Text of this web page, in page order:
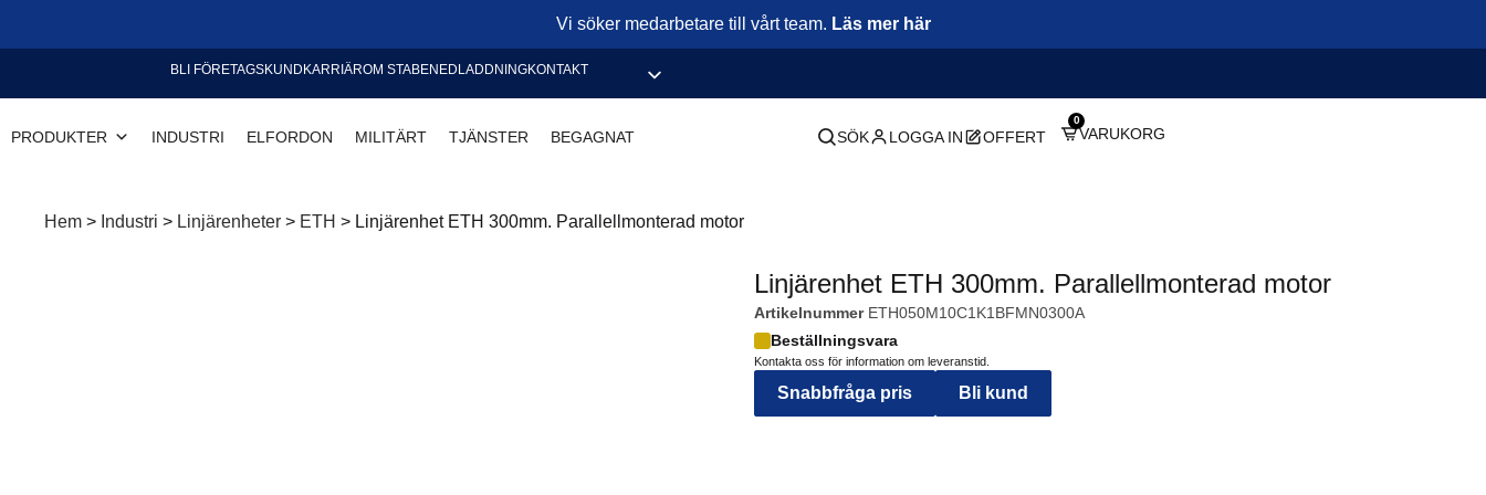
Vi söker medarbetare till vårt team. Läs mer här
BLI FÖRETAGSKUND KARRIÄROM STABENEDLADDNINGKONTAKT
PRODUKTER INDUSTRI ELFORDON MILITÄRT TJÄNSTER BEGAGNAT SÖK LOGGA IN OFFERT VARUKORG
0
Hem > Industri > Linjärenheter > ETH > Linjärenhet ETH 300mm. Parallellmonterad motor
Linjärenhet ETH 300mm. Parallellmonterad motor
Artikelnummer ETH050M10C1K1BFMN0300A
Beställningsvara
Kontakta oss för information om leveranstid.
Snabbfråga pris Bli kund